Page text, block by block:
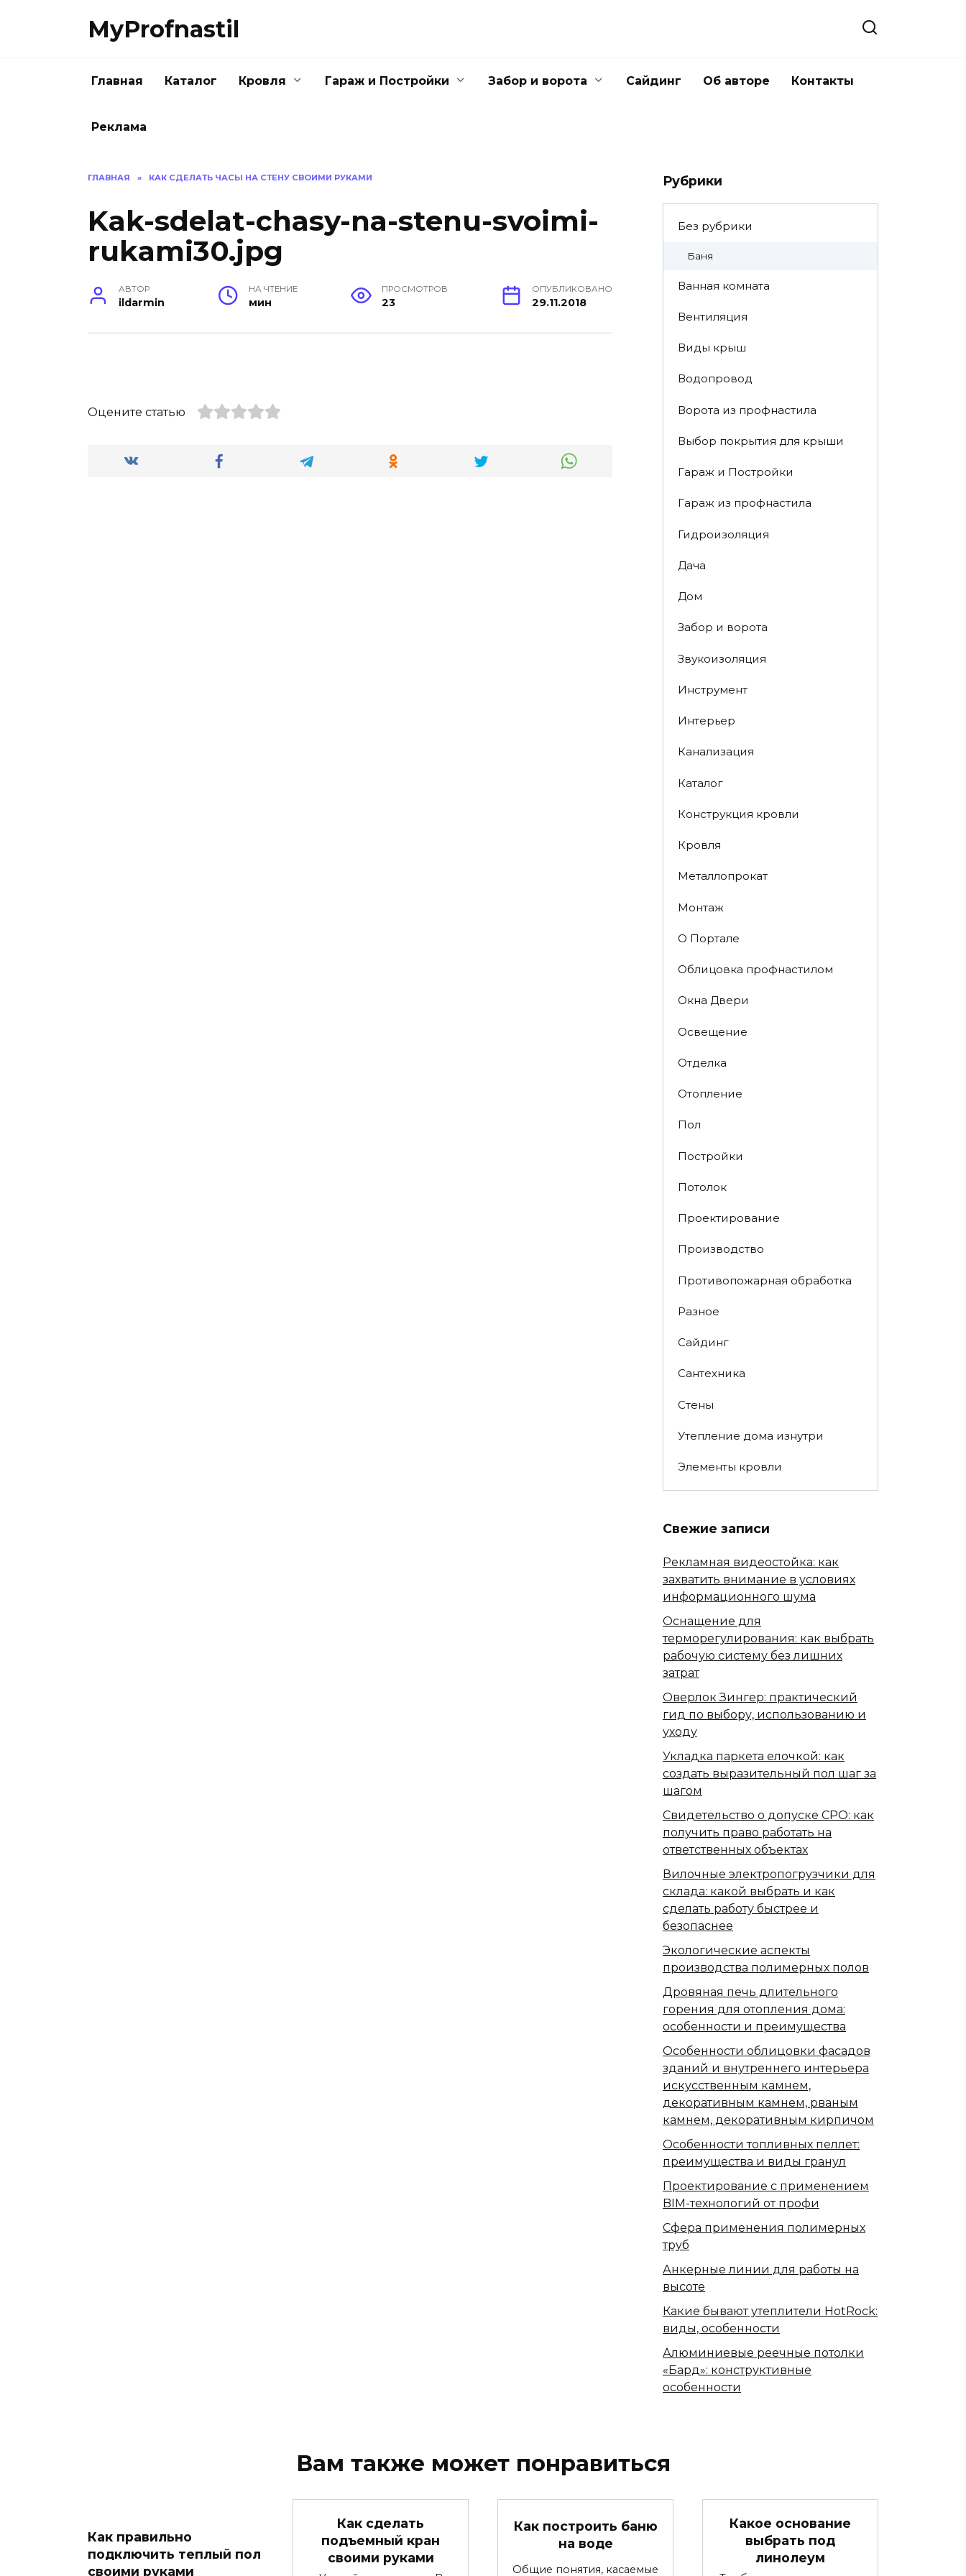
MyProfnastil
Главная Каталог Кровля Гараж и Постройки Забор и ворота Сайдинг Об авторе Контакты
Реклама
ГЛАВНАЯ » КАК СДЕЛАТЬ ЧАСЫ НА СТЕНУ СВОИМИ РУКАМИ
Kak-sdelat-chasy-na-stenu-svoimi-
rukami30.jpg
АВТОР
ildarmin
НА ЧТЕНИЕ
мин
ПРОСМОТРОВ
23
ОПУБЛИКОВАНО
29.11.2018
Оцените статью
Рубрики
Без рубрики
Баня
Ванная комната
Вентиляция
Виды крыш
Водопровод
Ворота из профнастила
Выбор покрытия для крыши
Гараж и Постройки
Гараж из профнастила
Гидроизоляция
Дача
Дом
Забор и ворота
Звукоизоляция
Инструмент
Интерьер
Канализация
Каталог
Конструкция кровли
Кровля
Металлопрокат
Монтаж
О Портале
Облицовка профнастилом
Окна Двери
Освещение
Отделка
Отопление
Пол
Постройки
Потолок
Проектирование
Производство
Противопожарная обработка
Разное
Сайдинг
Сантехника
Стены
Утепление дома изнутри
Элементы кровли
Свежие записи
Рекламная видеостойка: как
захватить внимание в условиях
информационного шума
Оснащение для
терморегулирования: как выбрать
рабочую систему без лишних
затрат
Оверлок Зингер: практический
гид по выбору, использованию и
уходу
Укладка паркета елочкой: как
создать выразительный пол шаг за
шагом
Свидетельство о допуске СРО: как
получить право работать на
ответственных объектах
Вилочные электропогрузчики для
склада: какой выбрать и как
сделать работу быстрее и
безопаснее
Экологические аспекты
производства полимерных полов
Дровяная печь длительного
горения для отопления дома:
особенности и преимущества
Особенности облицовки фасадов
зданий и внутреннего интерьера
искусственным камнем,
декоративным камнем, рваным
камнем, декоративным кирпичом
Особенности топливных пеллет:
преимущества и виды гранул
Проектирование с применением
BIM-технологий от профи
Сфера применения полимерных
труб
Анкерные линии для работы на
высоте
Какие бывают утеплители HotRock:
виды, особенности
Алюминиевые реечные потолки
«Бард»: конструктивные
особенности
Вам также может понравиться
Как правильно
подключить теплый пол
своими руками
Как сделать
подъемный кран
своими руками
Как построить баню
на воде
Общие понятия, касаемые
Какое основание
выбрать под
линолеум